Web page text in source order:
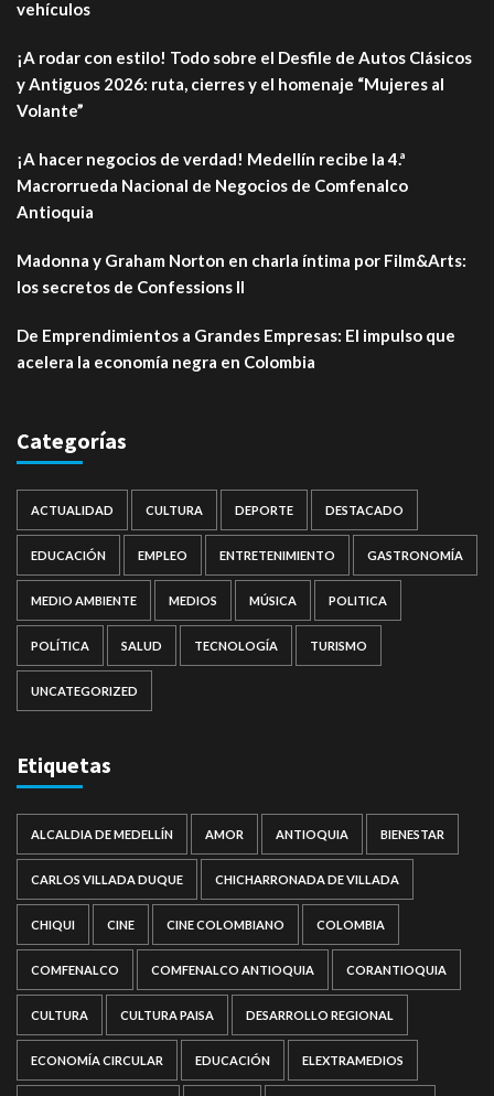
vehículos
¡A rodar con estilo! Todo sobre el Desfile de Autos Clásicos
y Antiguos 2026: ruta, cierres y el homenaje “Mujeres al
Volante”
¡A hacer negocios de verdad! Medellín recibe la 4.ª
Macrorrueda Nacional de Negocios de Comfenalco
Antioquia
Madonna y Graham Norton en charla íntima por Film&Arts:
los secretos de Confessions II
De Emprendimientos a Grandes Empresas: El impulso que
acelera la economía negra en Colombia
Categorías
ACTUALIDAD CULTURA DEPORTE DESTACADO
EDUCACIÓN EMPLEO ENTRETENIMIENTO GASTRONOMÍA
MEDIO AMBIENTE MEDIOS MÚSICA POLITICA
POLÍTICA SALUD TECNOLOGÍA TURISMO
UNCATEGORIZED
Etiquetas
ALCALDIA DE MEDELLÍN AMOR ANTIOQUIA BIENESTAR
CARLOS VILLADA DUQUE CHICHARRONADA DE VILLADA
CHIQUI CINE CINE COLOMBIANO COLOMBIA
COMFENALCO COMFENALCO ANTIOQUIA CORANTIOQUIA
CULTURA CULTURA PAISA DESARROLLO REGIONAL
ECONOMÍA CIRCULAR EDUCACIÓN ELEXTRAMEDIOS